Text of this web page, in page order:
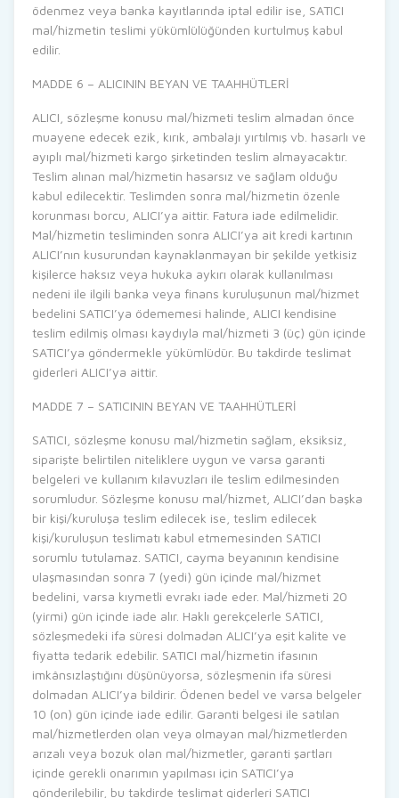
ödenmez veya banka kayıtlarında iptal edilir ise, SATICI
mal/hizmetin teslimi yükümlülüğünden kurtulmuş kabul
edilir.
MADDE 6 – ALICININ BEYAN VE TAAHHÜTLERİ
ALICI, sözleşme konusu mal/hizmeti teslim almadan önce
muayene edecek ezik, kırık, ambalajı yırtılmış vb. hasarlı ve
ayıplı mal/hizmeti kargo şirketinden teslim almayacaktır.
Teslim alınan mal/hizmetin hasarsız ve sağlam olduğu
kabul edilecektir. Teslimden sonra mal/hizmetin özenle
korunması borcu, ALICI’ya aittir. Fatura iade edilmelidir.
Mal/hizmetin tesliminden sonra ALICI’ya ait kredi kartının
ALICI’nın kusurundan kaynaklanmayan bir şekilde yetkisiz
kişilerce haksız veya hukuka aykırı olarak kullanılması
nedeni ile ilgili banka veya finans kuruluşunun mal/hizmet
bedelini SATICI’ya ödememesi halinde, ALICI kendisine
teslim edilmiş olması kaydıyla mal/hizmeti 3 (üç) gün içinde
SATICI’ya göndermekle yükümlüdür. Bu takdirde teslimat
giderleri ALICI’ya aittir.
MADDE 7 – SATICININ BEYAN VE TAAHHÜTLERİ
SATICI, sözleşme konusu mal/hizmetin sağlam, eksiksiz,
siparişte belirtilen niteliklere uygun ve varsa garanti
belgeleri ve kullanım kılavuzları ile teslim edilmesinden
sorumludur. Sözleşme konusu mal/hizmet, ALICI’dan başka
bir kişi/kuruluşa teslim edilecek ise, teslim edilecek
kişi/kuruluşun teslimatı kabul etmemesinden SATICI
sorumlu tutulamaz. SATICI, cayma beyanının kendisine
ulaşmasından sonra 7 (yedi) gün içinde mal/hizmet
bedelini, varsa kıymetli evrakı iade eder. Mal/hizmeti 20
(yirmi) gün içinde iade alır. Haklı gerekçelerle SATICI,
sözleşmedeki ifa süresi dolmadan ALICI’ya eşit kalite ve
fiyatta tedarik edebilir. SATICI mal/hizmetin ifasının
imkânsızlaştığını düşünüyorsa, sözleşmenin ifa süresi
dolmadan ALICI’ya bildirir. Ödenen bedel ve varsa belgeler
10 (on) gün içinde iade edilir. Garanti belgesi ile satılan
mal/hizmetlerden olan veya olmayan mal/hizmetlerden
arızalı veya bozuk olan mal/hizmetler, garanti şartları
içinde gerekli onarımın yapılması için SATICI’ya
gönderilebilir, bu takdirde teslimat giderleri SATICI